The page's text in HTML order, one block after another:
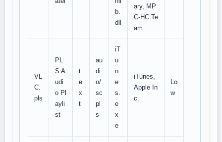
b.
dll
ary, MP
C-HC Te
am
VL
C.
pls
PL
S A
udi
o Pl
ayli
st
t
e
x
t
au
di
o/
sc
pl
s
iT
u
n
e
s.
e
x
e
iTunes,
Apple In
c.
Lo
w